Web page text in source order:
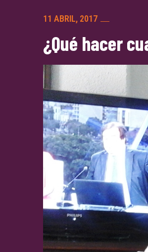
11 ABRIL, 2017
¿Qué hacer